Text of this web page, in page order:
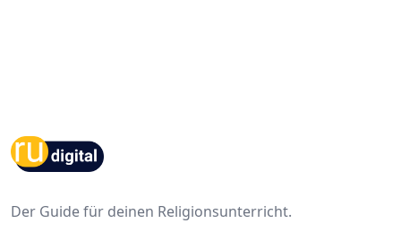
Footer
Der Guide für deinen Religionsunterricht.